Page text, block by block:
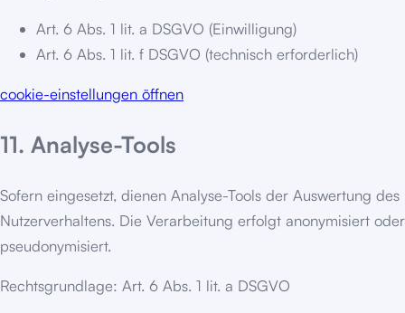
Art. 6 Abs. 1 lit. a DSGVO (Einwilligung)
Art. 6 Abs. 1 lit. f DSGVO (technisch erforderlich)
cookie-einstellungen öffnen
11. Analyse-Tools
Sofern eingesetzt, dienen Analyse-Tools der Auswertung des
Nutzerverhaltens. Die Verarbeitung erfolgt anonymisiert oder
pseudonymisiert.
Rechtsgrundlage: Art. 6 Abs. 1 lit. a DSGVO